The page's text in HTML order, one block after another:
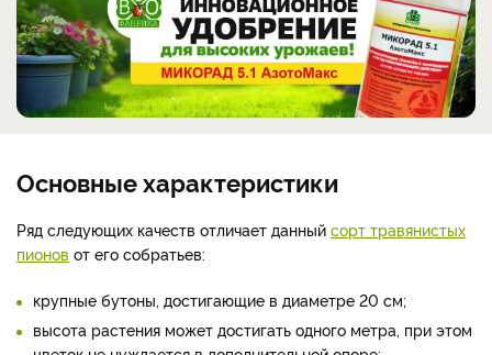
Основные характеристики
Ряд следующих качеств отличает данный сорт травянистых
пионов от его собратьев:
крупные бутоны, достигающие в диаметре 20 см;
высота растения может достигать одного метра, при этом